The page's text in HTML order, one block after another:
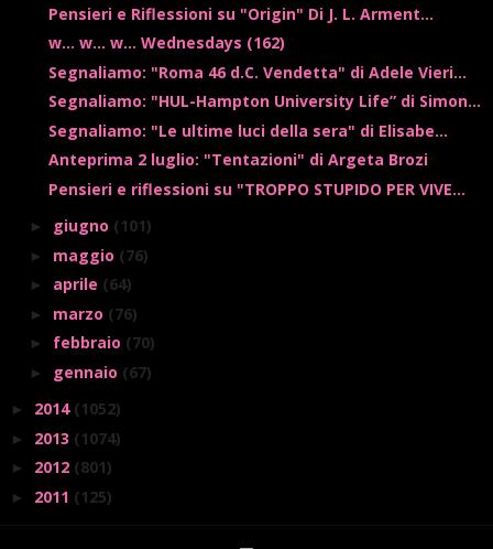
Pensieri e Riflessioni su "Origin" Di J. L. Arment...
w... w... w... Wednesdays (162)
Segnaliamo: "Roma 46 d.C. Vendetta" di Adele Vieri...
Segnaliamo: "HUL-Hampton University Life” di Simon...
Segnaliamo: "Le ultime luci della sera" di Elisabe...
Anteprima 2 luglio: "Tentazioni" di Argeta Brozi
Pensieri e riflessioni su "TROPPO STUPIDO PER VIVE...
► giugno (101)
► maggio (76)
► aprile (64)
► marzo (76)
► febbraio (70)
► gennaio (67)
► 2014 (1052)
► 2013 (1074)
► 2012 (801)
► 2011 (125)